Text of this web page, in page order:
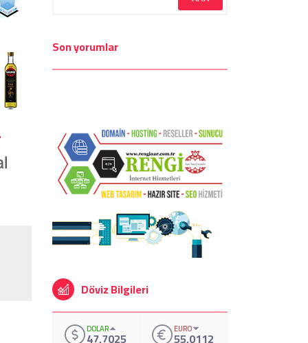
Son yorumlar
Döviz Bilgileri
DOLAR
47,7025 EURO
55,0112